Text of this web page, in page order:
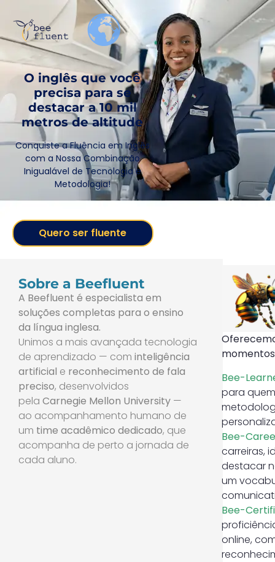
O inglês que você
precisa para se
destacar a 10 mil
metros de altitude
Conquiste a Fluência em Inglês
com a Nossa Combinação
Inigualável de Tecnologia e
Metodologia!
Quero ser fluente
Sobre a Beefluent
A Beefluent é especialista em
soluções completas para o ensino
da língua inglesa.
Unimos a mais avançada tecnologia
de aprendizado — com inteligência
artificial e reconhecimento de fala
preciso, desenvolvidos
pela Carnegie Mellon University —
ao acompanhamento humano de
um time acadêmico dedicado, que
acompanha de perto a jornada de
cada aluno.
Bee-
para
Bee-
carreiras,
destacar
um
Bee-
online,